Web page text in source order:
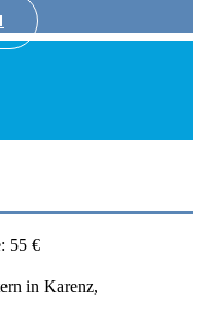
55 €
in Karenz,